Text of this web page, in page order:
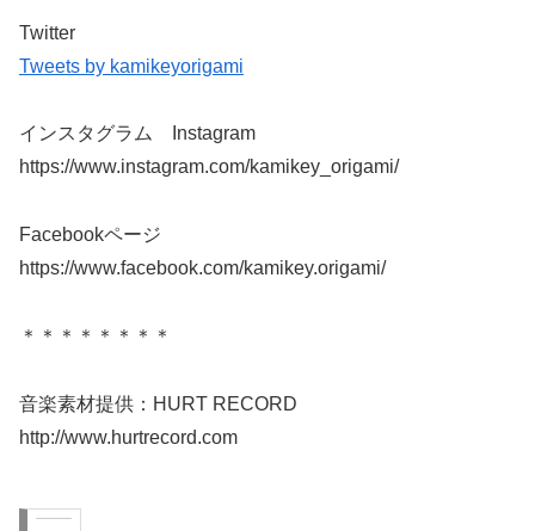
Twitter
Tweets by kamikeyorigami
インスタグラム Instagram
https://www.instagram.com/kamikey_origami/
Facebookページ
https://www.facebook.com/kamikey.origami/
＊＊＊＊＊＊＊＊
音楽素材提供：HURT RECORD
http://www.hurtrecord.com